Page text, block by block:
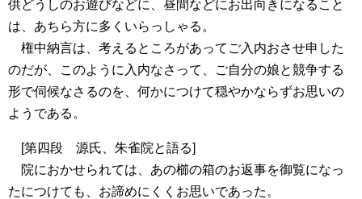
供どうしのお遊びなどに、昼間などにお出向きになること
は、あちら方に多くいらっしゃる。
権中納言は、考えるところがあってご入内おさせ申した
のだが、このように入内なさって、ご自分の娘と競争する
形で伺候なさるのを、何かにつけて穏やかならずお思いの
ようである。
[第四段 源氏、朱雀院と語る]
院におかせられては、あの櫛の箱のお返事を御覧になっ
たにつけても、お諦めにくくお思いであった。